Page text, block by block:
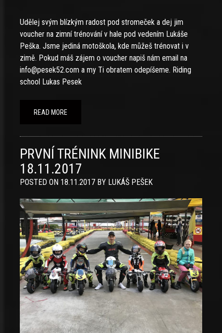
Udělej svým blízkým radost pod stromeček a dej jim
voucher na zimní trénování v hale pod vedením Lukáše
Peška. Jsme jediná motoškola, kde můžeš trénovat i v
zimě. Pokud máš zájem o voucher napiš nám email na
info@pesek52.com a my Ti obratem odepíšeme. Riding
school Lukas Pesek
READ MORE
PRVNÍ TRÉNINK MINIBIKE
18.11.2017
POSTED ON 18.11.2017 BY LUKÁŠ PEŠEK